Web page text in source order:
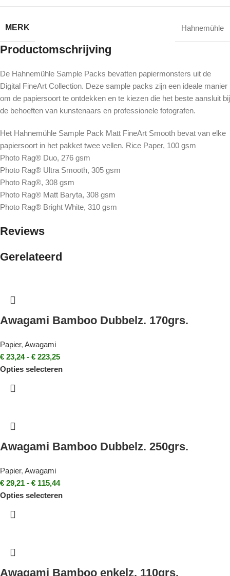
MERK Hahnemühle
Productomschrijving
De Hahnemühle Sample Packs bevatten papiermonsters uit de
Digital FineArt Collection. Deze sample packs zijn een ideale manier
om de papiersoort te ontdekken en te kiezen die het beste aansluit bij
de behoeften van kunstenaars en professionele fotografen.
Het Hahnemühle Sample Pack Matt FineArt Smooth bevat van elke
papiersoort in het pakket twee vellen. Rice Paper, 100 gsm
Photo Rag® Duo, 276 gsm
Photo Rag® Ultra Smooth, 305 gsm
Photo Rag®, 308 gsm
Photo Rag® Matt Baryta, 308 gsm
Photo Rag® Bright White, 310 gsm
Reviews
Gerelateerd
Awagami Bamboo Dubbelz. 170grs.
Papier, Awagami
€ 23,24 - € 223,25
Opties selecteren
Awagami Bamboo Dubbelz. 250grs.
Papier, Awagami
€ 29,21 - € 115,44
Opties selecteren
Awagami Bamboo enkelz. 110grs.